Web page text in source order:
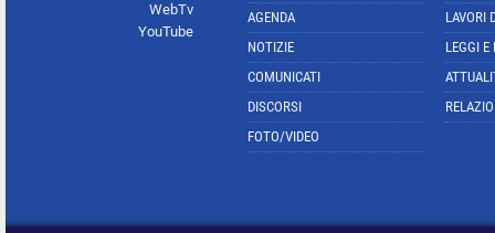
WebTv
YouTube
AGENDA
NOTIZIE
COMUNICATI
DISCORSI
FOTO/VIDEO
LAVORI
LEGGI E